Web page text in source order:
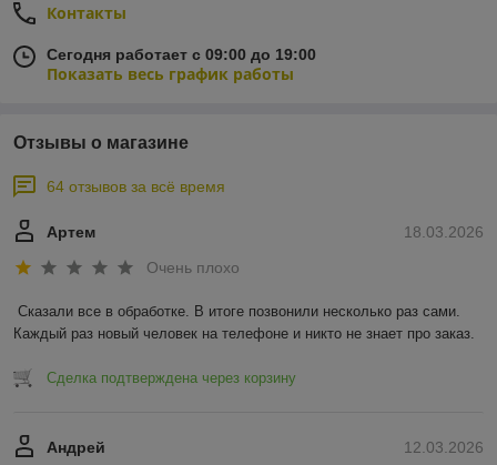
Контакты
Сегодня работает с 09:00 до 19:00
Показать весь график работы
Отзывы о магазине
64 отзывов за всё время
18.03.2026
Артем
Очень плохо
Сказали все в обработке. В итоге позвонили несколько раз сами.
Каждый раз новый человек на телефоне и никто не знает про заказ.
Сделка подтверждена через корзину
12.03.2026
Андрей